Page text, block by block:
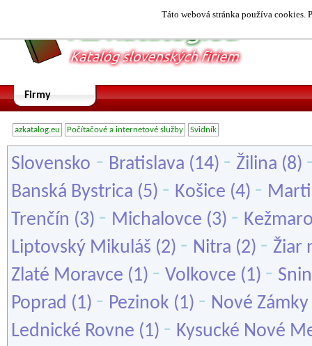
Táto webová stránka používa cookies.
Firmy
azkatalog.eu Počítačové a internetové služby Svidník
Slovensko - Bratislava (14) - Žilina (8)
Banská Bystrica (5) - Košice (4) -
Trenčín (3) - Michalovce (3) -
Liptovský Mikuláš (2) - Nitra (2) - Žiar
Zlaté Moravce (1) - Volkovce (1) -
Poprad (1) - Pezinok (1) - Nové Zámky
Lednické Rovne (1) - Kysucké Nové